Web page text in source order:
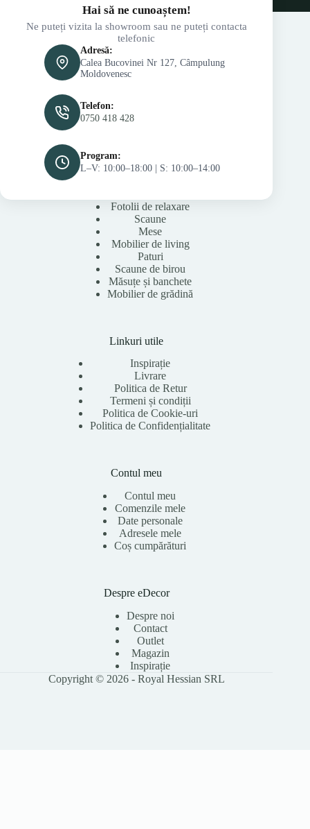
Hai să ne cunoaștem!
Ne puteți vizita la showroom sau ne puteți contacta
telefonic
Adresă:
Calea Bucovinei Nr 127, Câmpulung
Moldovenesc
Telefon:
0750 418 428
Program:
L–V: 10:00–18:00 | S: 10:00–14:00
Fotolii de relaxare
Scaune
Mese
Mobilier de living
Paturi
Scaune de birou
Măsuțe și banchete
Mobilier de grădină
Linkuri utile
Inspirație
Livrare
Politica de Retur
Termeni și condiții
Politica de Cookie-uri
Politica de Confidențialitate
Contul meu
Contul meu
Comenzile mele
Date personale
Adresele mele
Coș cumpărături
Despre eDecor
Despre noi
Contact
Outlet
Magazin
Inspirație
Copyright © 2026 - Royal Hessian SRL